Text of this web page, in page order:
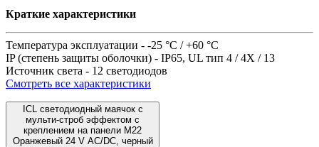
Краткие характеристики
Температура эксплуатации - -25 °C / +60 °C
IP (степень защиты оболочки) - IP65, UL тип 4 / 4X / 13
Источник света - 12 светодиодов
Смотреть все характеристики
ICL светодиодный маячок с
мульти-строб эффектом с
креплением на панели M22
Оранжевый 24 V AC/DC, черный